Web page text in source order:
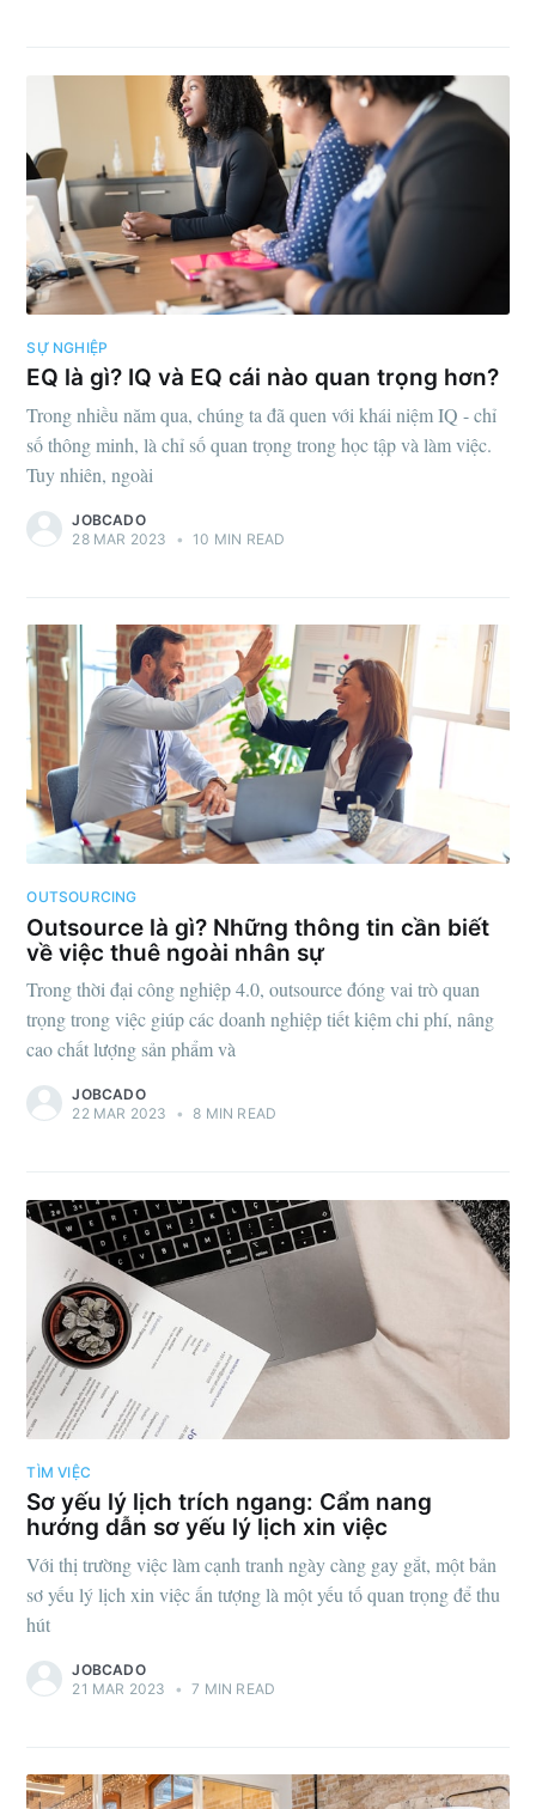
SỰ NGHIỆP
EQ là gì? IQ và EQ cái nào quan trọng hơn?
Trong nhiều năm qua, chúng ta đã quen với khái niệm IQ - chỉ
số thông minh, là chỉ số quan trọng trong học tập và làm việc.
Tuy nhiên, ngoài
JOBCADO
28 MAR 2023
• 10 MIN READ
OUTSOURCING
Outsource là gì? Những thông tin cần biết
về việc thuê ngoài nhân sự
Trong thời đại công nghiệp 4.0, outsource đóng vai trò quan
trọng trong việc giúp các doanh nghiệp tiết kiệm chi phí, nâng
cao chất lượng sản phẩm và
JOBCADO
22 MAR 2023
• 8 MIN READ
TÌM VIỆC
Sơ yếu lý lịch trích ngang: Cẩm nang
hướng dẫn sơ yếu lý lịch xin việc
Với thị trường việc làm cạnh tranh ngày càng gay gắt, một bản
sơ yếu lý lịch xin việc ấn tượng là một yếu tố quan trọng để thu
hút
JOBCADO
21 MAR 2023
• 7 MIN READ